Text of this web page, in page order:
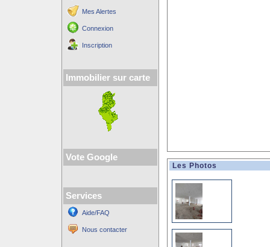
Mes Alertes
Connexion
Inscription
Immobilier sur carte
Vote Google
Services
Aide/FAQ
Nous contacter
Les Photos